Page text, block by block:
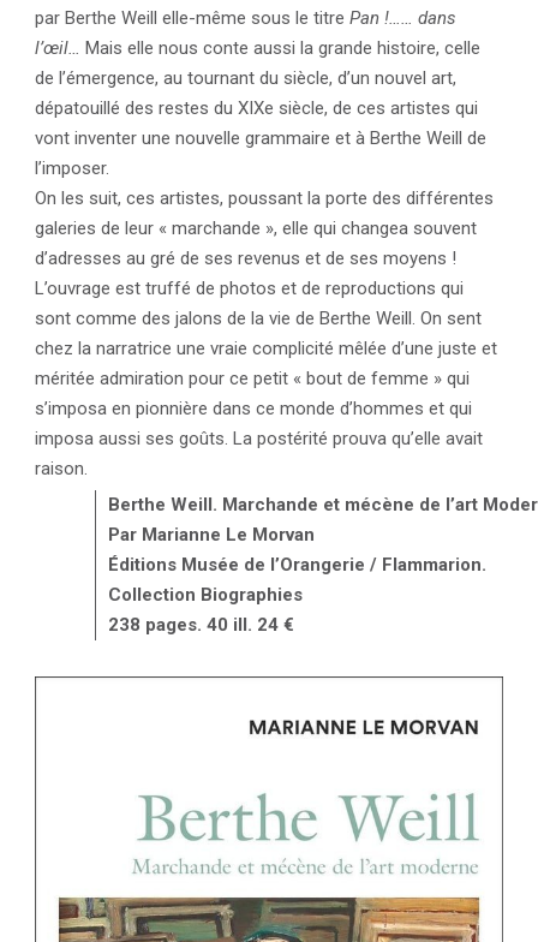
par Berthe Weill elle-même sous le titre Pan !…… dans
l’œil… Mais elle nous conte aussi la grande histoire, celle
de l’émergence, au tournant du siècle, d’un nouvel art,
dépatouillé des restes du XIXe siècle, de ces artistes qui
vont inventer une nouvelle grammaire et à Berthe Weill de
l’imposer.
On les suit, ces artistes, poussant la porte des différentes
galeries de leur « marchande », elle qui changea souvent
d’adresses au gré de ses revenus et de ses moyens !
L’ouvrage est truffé de photos et de reproductions qui
sont comme des jalons de la vie de Berthe Weill. On sent
chez la narratrice une vraie complicité mêlée d’une juste et
méritée admiration pour ce petit « bout de femme » qui
s’imposa en pionnière dans ce monde d’hommes et qui
imposa aussi ses goûts. La postérité prouva qu’elle avait
raison.
Berthe Weill. Marchande et mécène de l’art
Par Marianne Le Morvan
Éditions Musée de l’Orangerie / Flammarion.
Collection Biographies
238 pages. 40 ill. 24 €